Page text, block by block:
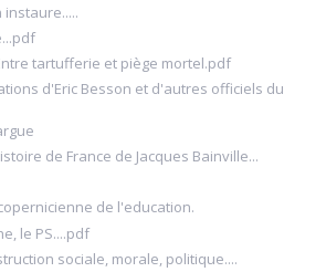
tartufferie et piège mortel.pdf
d'Eric Besson et d'autres officiels du
de France de Jacques Bainville...
de l'education.
le PS....pdf
sociale, morale, politique....